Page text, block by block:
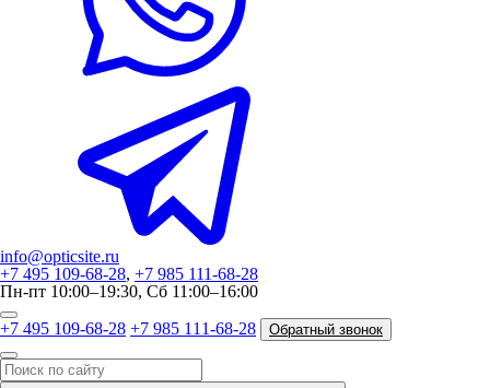
info@opticsite.ru
+7 495 109-68-28, +7 985 111-68-28
Пн-пт 10:00–19:30, Сб 11:00–16:00
+7 495 109-68-28 +7 985 111-68-28 Обратный звонок